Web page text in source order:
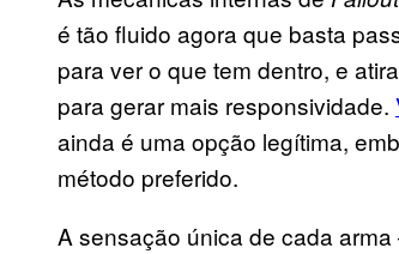
é tão fluido agora que basta
para ver o que tem dentro, e
para gerar mais responsividade.
ainda é uma opção legítima,
método preferido.
A sensação única de cada